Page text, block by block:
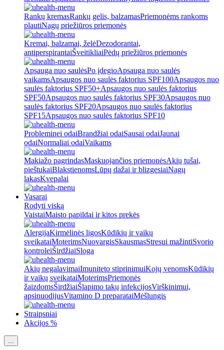
Rankų kremasRankų gelis, balzamasPriemonėms rankoms
plautiNagų priežiūros priemonės
Kremai, balzamai, želėDezodorantai,
antiperspirantaiŠveitikliaiPėdų priežiūros priemonės
Apsauga nuo saulėsPo įdegioApsauga nuo saulės
vaikamsApsaugos nuo saulės faktorius SPF100Apsaugos nuo
saulės faktorius SPF50+Apsaugos nuo saulės faktorius
SPF50Apsaugos nuo saulės faktorius SPF30Apsaugos nuo
saulės faktorius SPF20Apsaugos nuo saulės faktorius
SPF15Apsaugos nuo saulės faktorius SPF10
Probleminei odaiBrandžiai odaiSausai odaiJaunai
odaiNormaliai odaiVaikams
Makiažo pagrindasMaskuojančios priemonėsAkių tušai,
pieštukaiBlakstienomsLūpų dažai ir blizgesiaiNagų
lakasKvepalai
Vasarai
Rodyti viską
VaistaiMaisto papildai ir kitos prekės
AlergijaKirmėlinės ligosKūdikių ir vaikų
sveikataiMoterimsNuovargisSkausmasStresui mažintiSvorio
kontroleiŠirdžiaiSloga
Akių negalavimaiImuniteto stiprinimuiKojų venomsKūdikių
ir vaikų sveikataiMoterimsPriemonės
žaizdomsŠirdžiaiŠlapimo takų infekcijosVirškinimui,
apsinuodijusVitamino D preparataiMėšlungis
Straipsniai
Akcijos %
...